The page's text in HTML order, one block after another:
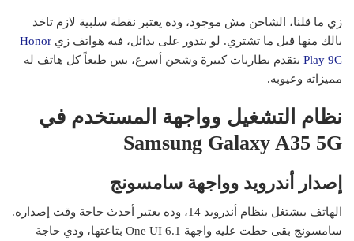
زي ما قلنا، الشاحن مش موجود، وده يعتبر نقطة سلبية لازم تاخد
بالك منها قبل ما تشتري. لو بتدور على بدائل، فيه هواتف زي Honor
Play 9C بتقدم بطاريات كبيرة وشحن أسرع، بس طبعاً كل هاتف له
مميزاته وعيوبه.
نظام التشغيل وواجهة المستخدم في
Samsung Galaxy A35 5G
إصدار أندرويد وواجهة سامسونج
الهاتف بيشتغل بنظام أندرويد 14، وده يعتبر أحدث حاجة وقت إصداره.
سامسونج بقى حطت عليه واجهة One UI 6.1 بتاعتها، ودي حاجة